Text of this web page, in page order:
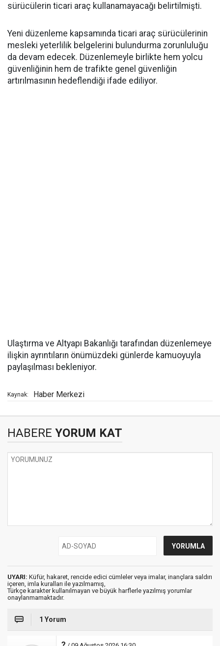
sürücülerin ticari araç kullanamayacağı belirtilmişti.
Yeni düzenleme kapsamında ticari araç sürücülerinin
mesleki yeterlilik belgelerini bulundurma zorunluluğu
da devam edecek. Düzenlemeyle birlikte hem yolcu
güvenliğinin hem de trafikte genel güvenliğin
artırılmasının hedeflendiği ifade ediliyor.
Ulaştırma ve Altyapı Bakanlığı tarafından düzenlemeye
ilişkin ayrıntıların önümüzdeki günlerde kamuoyuyla
paylaşılması bekleniyor.
Kaynak: Haber Merkezi
HABERE YORUM KAT
UYARI: Küfür, hakaret, rencide edici cümleler veya imalar, inançlara saldırı
içeren, imla kuralları ile yazılmamış,
Türkçe karakter kullanılmayan ve büyük harflerle yazılmış yorumlar
onaylanmamaktadır.
1 Yorum